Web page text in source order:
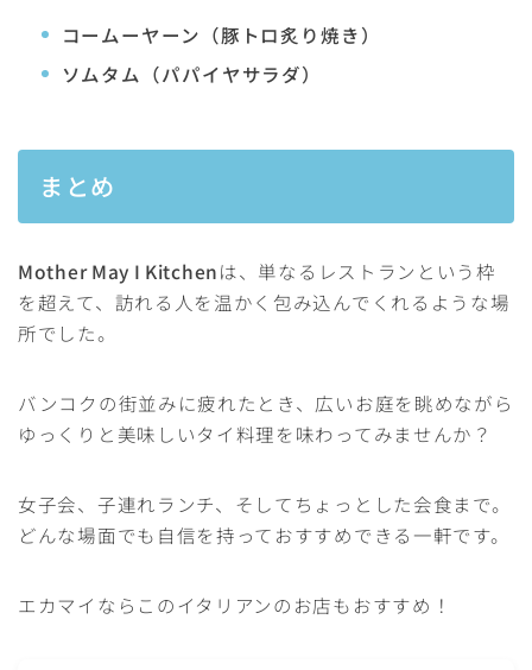
コームーヤーン（豚トロ炙り焼き）
ソムタム（パパイヤサラダ）
まとめ
Mother May I Kitchenは、単なるレストランという枠
を超えて、訪れる人を温かく包み込んでくれるような場
所でした。
バンコクの街並みに疲れたとき、広いお庭を眺めながら
ゆっくりと美味しいタイ料理を味わってみませんか？
女子会、子連れランチ、そしてちょっとした会食まで。
どんな場面でも自信を持っておすすめできる一軒です。
エカマイならこのイタリアンのお店もおすすめ！